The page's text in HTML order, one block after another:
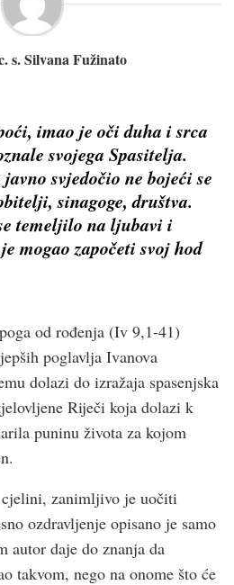
s. Silvana Fužinato
imao je oči duha i srca
svojega Spasitelja.
svjedočio ne bojeći se
sinagoge, društva.
temeljilo na ljubavi i
mogao započeti svoj hod
od rođenja (Iv 9,1-41)
poglavlja Ivanova
dolazi do izražaja spasenjska
Riječi koja dolazi k
puninu života za kojom
zanimljivo je uočiti
ozdravljenje opisano je samo
autor daje do znanja da
takvom, nego na onome što će